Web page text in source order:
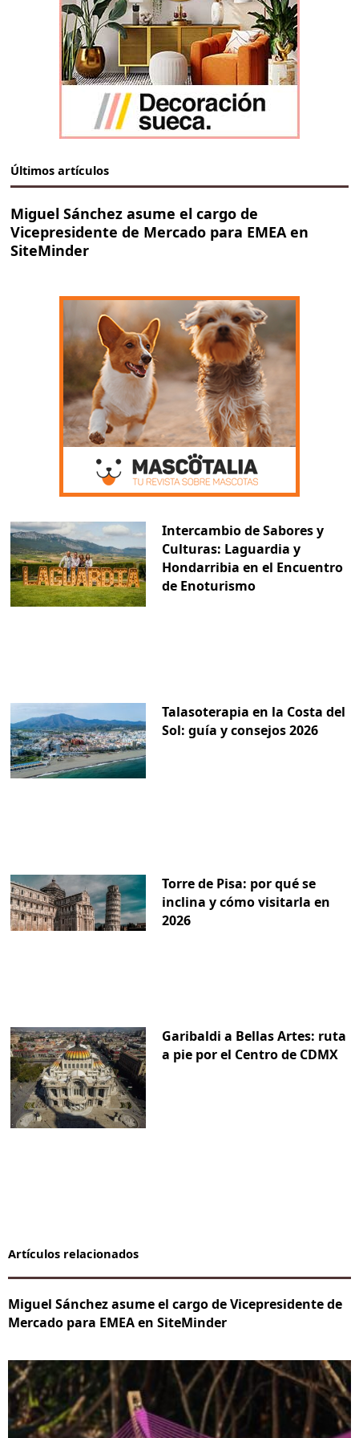
Últimos artículos
Miguel Sánchez asume el cargo de
Vicepresidente de Mercado para EMEA en
SiteMinder
Intercambio de Sabores y
Culturas: Laguardia y
Hondarribia en el Encuentro
de Enoturismo
Talasoterapia en la Costa del
Sol: guía y consejos 2026
Torre de Pisa: por qué se
inclina y cómo visitarla en
2026
Garibaldi a Bellas Artes: ruta
a pie por el Centro de CDMX
Artículos relacionados
Miguel Sánchez asume el cargo de Vicepresidente de
Mercado para EMEA en SiteMinder